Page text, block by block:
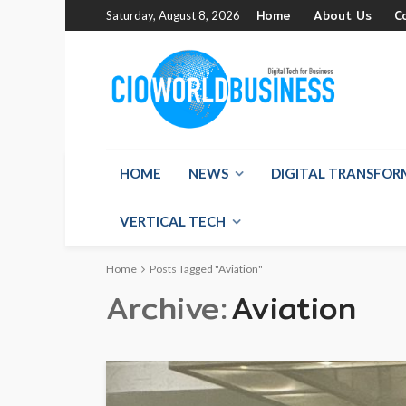
Saturday, August 8, 2026 Home About Us
HOME NEWS DIGITAL
VERTICAL TECH
Home Posts Tagged "Aviation"
Archive Aviation